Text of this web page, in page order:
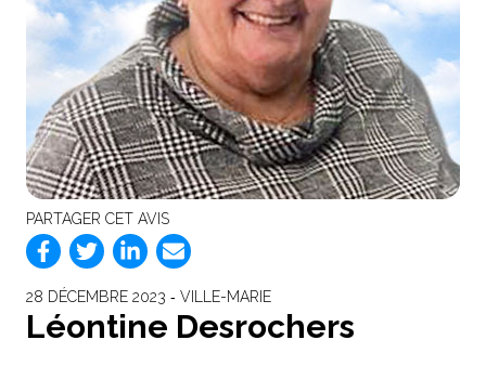
PARTAGER CET AVIS
28 DÉCEMBRE 2023 ‐ VILLE-MARIE
Léontine Desrochers